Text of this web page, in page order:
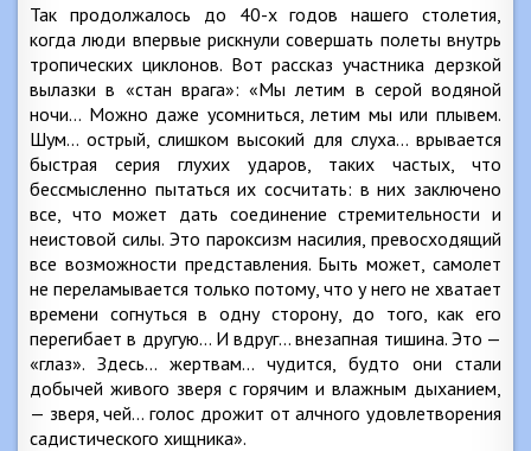
Так продолжалось до 40-х годов нашего столетия,
когда люди впервые рискнули совершать полеты внутрь
тропических циклонов. Вот рассказ участника дерзкой
вылазки в «стан врага»: «Мы летим в серой водяной
ночи… Можно даже усомниться, летим мы или плывем.
Шум… острый, слишком высокий для слуха… врывается
быстрая серия глухих ударов, таких частых, что
бессмысленно пытаться их сосчитать: в них заключено
все, что может дать соединение стремительности и
неистовой силы. Это пароксизм насилия, превосходящий
все возможности представления. Быть может, самолет
не переламывается только потому, что у него не хватает
времени согнуться в одну сторону, до того, как его
перегибает в другую… И вдруг… внезапная тишина. Это —
«глаз». Здесь… жертвам… чудится, будто они стали
добычей живого зверя с горячим и влажным дыханием,
— зверя, чей… голос дрожит от алчного удовлетворения
садистического хищника».